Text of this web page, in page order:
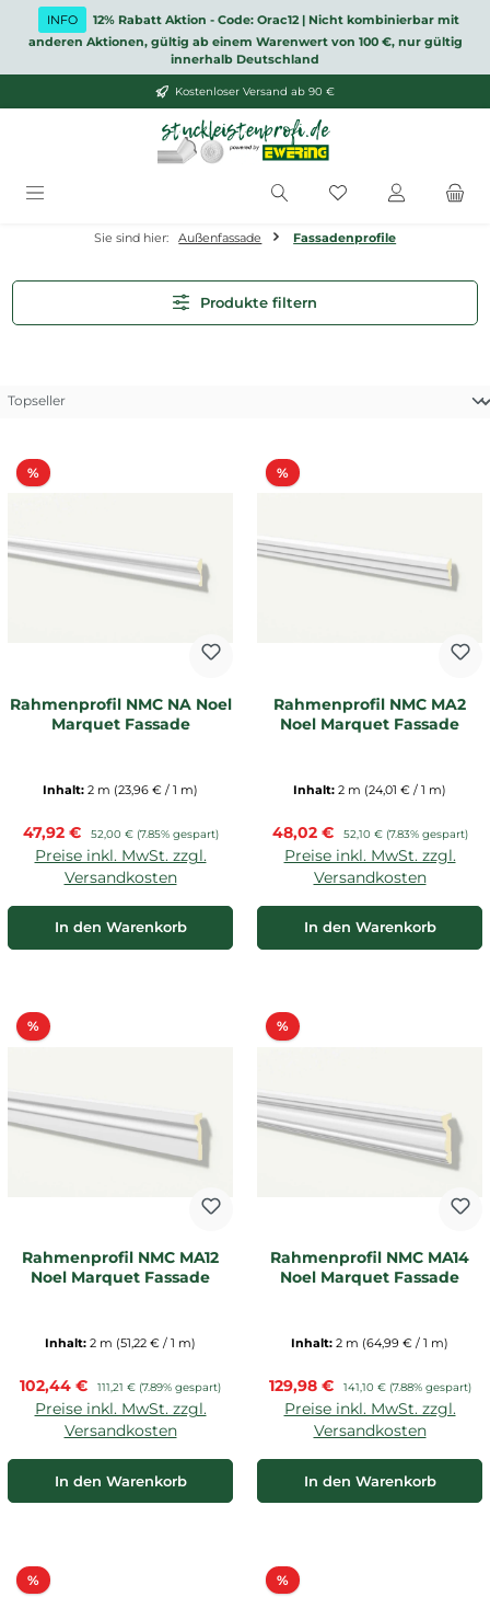
Zum Hauptinhalt springen
INFO
12% Rabatt Aktion - Code: Orac12 | Nicht kombinierbar mit
anderen Aktionen, gültig ab einem Warenwert von 100 €, nur gültig
innerhalb Deutschland
Kostenloser Versand ab 90 €
Du hast 0
Sie sind hier: Außenfassade Fassadenprofile
Produkte filtern
%Rabatt
Rahmenprofil NMC NA Noel
Marquet Fassade
Inhalt: 2 m (23,96 € / 1 m)
Verkaufspreis:
47,92 € Regulärer Preis:
52,00 € (7.85% gespart)
Preise inkl. MwSt. zzgl.
Versandkosten
In den Warenkorb
%Rabatt
Rahmenprofil NMC MA2
Noel Marquet Fassade
Inhalt: 2 m (24,01 € / 1 m)
Verkaufspreis:
48,02 € Regulärer Preis:
52,10 € (7.83% gespart)
Preise inkl. MwSt. zzgl.
Versandkosten
In den Warenkorb
%Rabatt
Rahmenprofil NMC MA12
Noel Marquet Fassade
Inhalt: 2 m (51,22 € / 1 m)
Verkaufspreis:
102,44 € Regulärer Preis:
111,21 € (7.89% gespart)
Preise inkl. MwSt. zzgl.
Versandkosten
In den Warenkorb
%Rabatt
Rahmenprofil NMC MA14
Noel Marquet Fassade
Inhalt: 2 m (64,99 € / 1 m)
Verkaufspreis:
129,98 € Regulärer Preis:
141,10 € (7.88% gespart)
Preise inkl. MwSt. zzgl.
Versandkosten
In den Warenkorb
%Rabatt %Rabatt